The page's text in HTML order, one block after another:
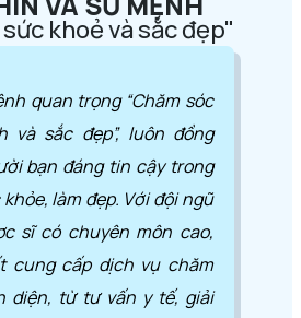
khoẻ và sắc đẹp"
quan trọng “Chăm sóc
và sắc đẹp”, luôn đồng
bạn đáng tin cậy trong
làm đẹp. Với đội ngũ
sĩ có chuyên môn cao,
cung cấp dịch vụ chăm
diện, từ tư vấn y tế, giải